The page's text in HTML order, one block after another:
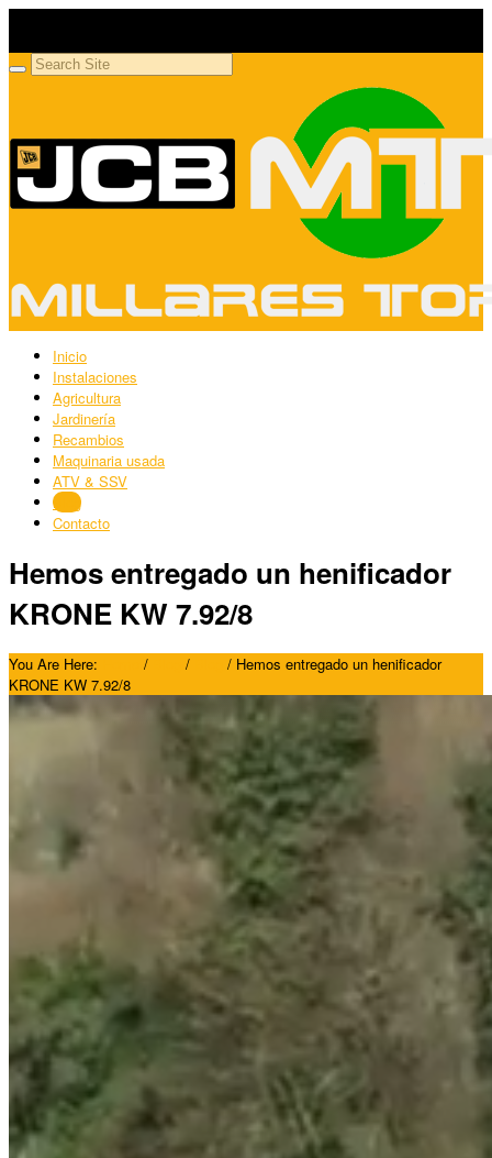
Inicio
Instalaciones
Agricultura
Jardinería
Recambios
Maquinaria usada
ATV & SSV
Blog
Contacto
Hemos entregado un henificador
KRONE KW 7.92/8
You Are Here: / / / Hemos entregado un henificador
KRONE KW 7.92/8